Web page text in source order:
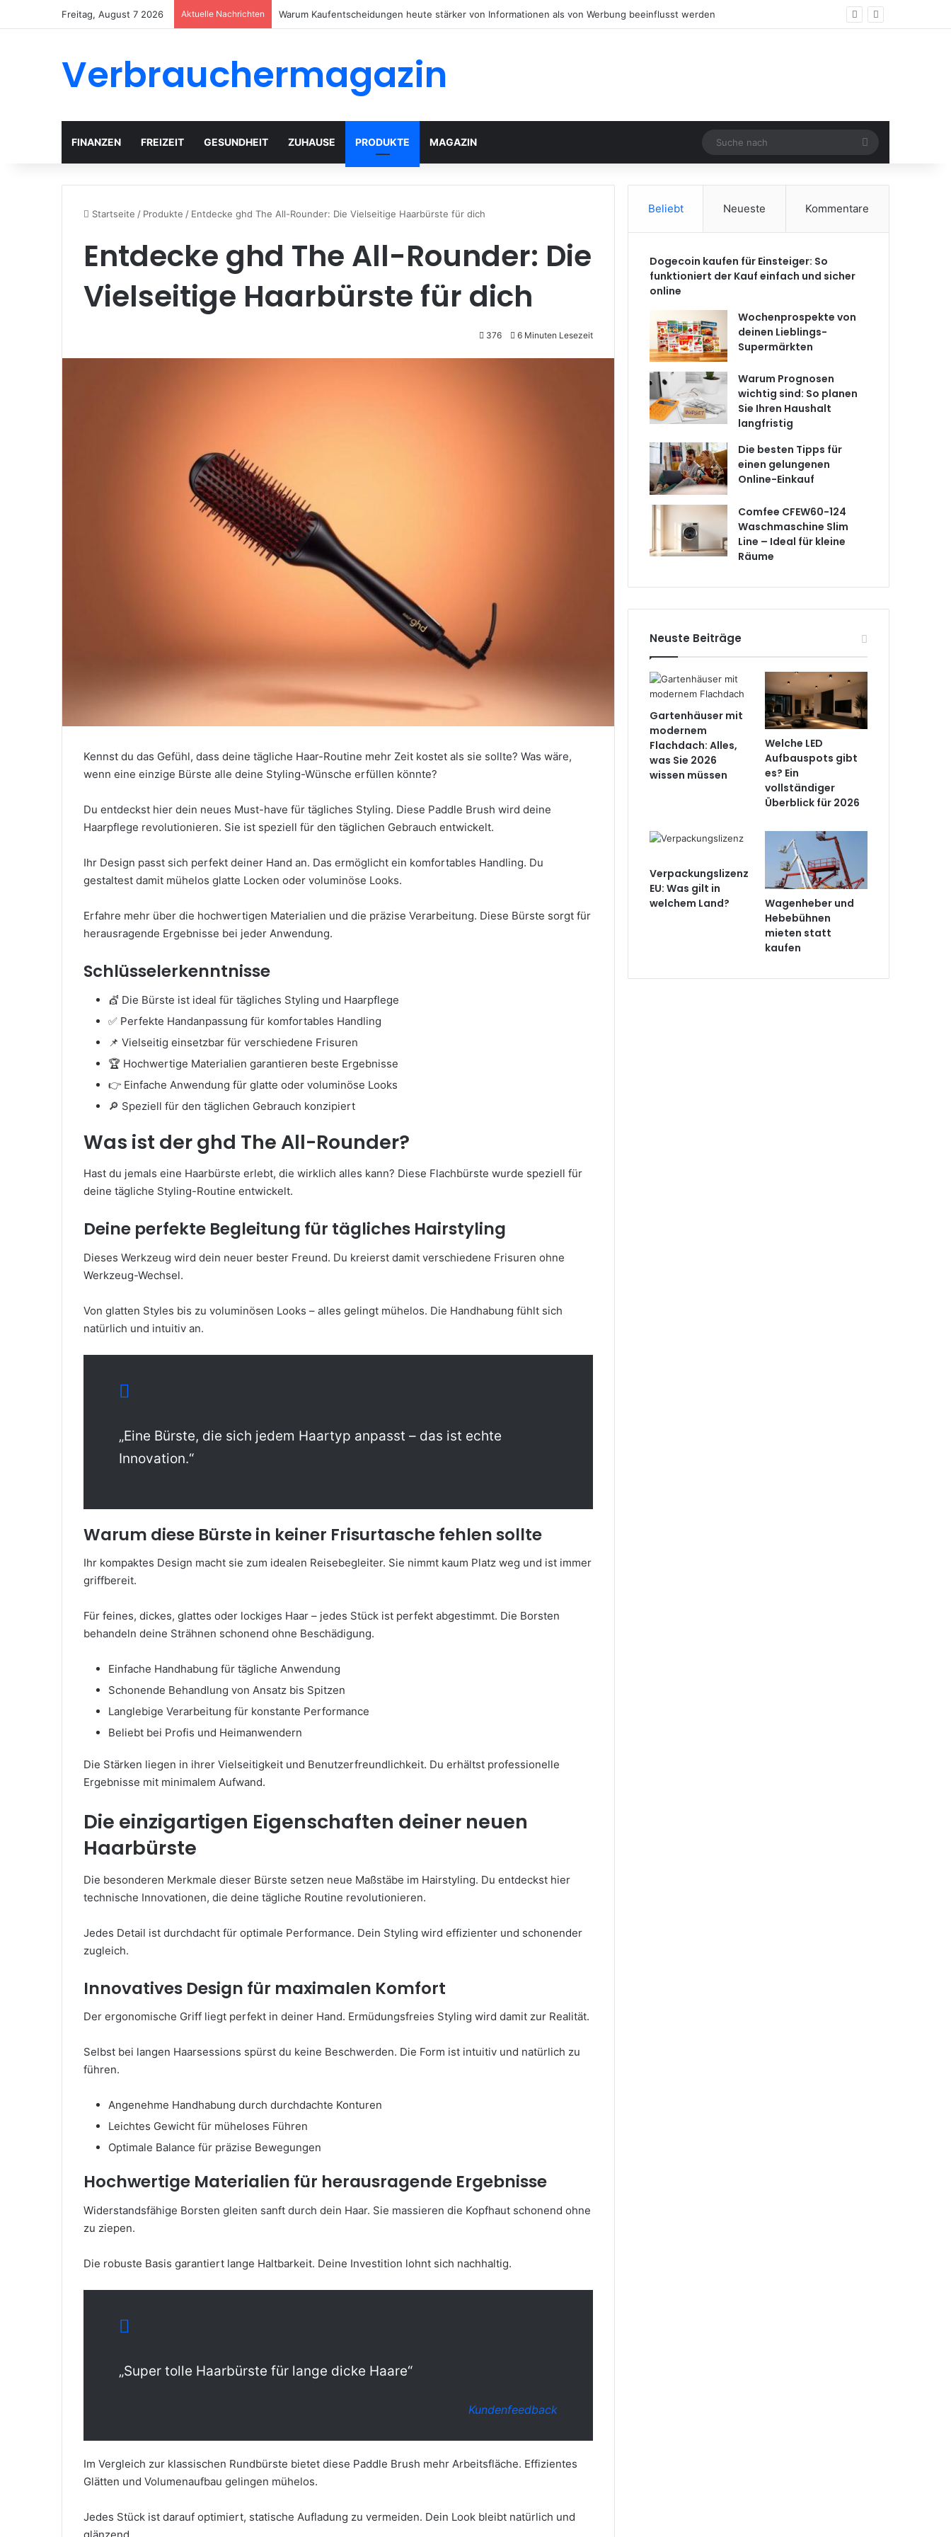
Freitag, August 7 2026 Aktuelle Nachrichten Gartenhäuser mit modernem Flachdach: Alles, was Sie 2026 wissen müssen
Verbrauchermagazin
FINANZEN FREIZEIT GESUNDHEIT ZUHAUSE PRODUKTE MAGAZIN
Suche
nach
Startseite / Produkte / Entdecke ghd The All-Rounder: Die Vielseitige Haarbürste für dich
Entdecke ghd The All-Rounder: Die
Vielseitige Haarbürste für dich
376 6 Minuten Lesezeit
Kennst du das Gefühl, dass deine tägliche Haar-Routine mehr Zeit kostet als sie sollte? Was wäre,
wenn eine einzige Bürste alle deine Styling-Wünsche erfüllen könnte?
Du entdeckst hier dein neues Must-have für tägliches Styling. Diese Paddle Brush wird deine
Haarpflege revolutionieren. Sie ist speziell für den täglichen Gebrauch entwickelt.
Ihr Design passt sich perfekt deiner Hand an. Das ermöglicht ein komfortables Handling. Du
gestaltest damit mühelos glatte Locken oder voluminöse Looks.
Erfahre mehr über die hochwertigen Materialien und die präzise Verarbeitung. Diese Bürste sorgt für
herausragende Ergebnisse bei jeder Anwendung.
Schlüsselerkenntnisse
💇 Die Bürste ist ideal für tägliches Styling und Haarpflege
✅ Perfekte Handanpassung für komfortables Handling
📌 Vielseitig einsetzbar für verschiedene Frisuren
🏆 Hochwertige Materialien garantieren beste Ergebnisse
👉 Einfache Anwendung für glatte oder voluminöse Looks
🔎 Speziell für den täglichen Gebrauch konzipiert
Was ist der ghd The All-Rounder?
Hast du jemals eine Haarbürste erlebt, die wirklich alles kann? Diese Flachbürste wurde speziell für
deine tägliche Styling-Routine entwickelt.
Deine perfekte Begleitung für tägliches Hairstyling
Dieses Werkzeug wird dein neuer bester Freund. Du kreierst damit verschiedene Frisuren ohne
Werkzeug-Wechsel.
Von glatten Styles bis zu voluminösen Looks – alles gelingt mühelos. Die Handhabung fühlt sich
natürlich und intuitiv an.
„Eine Bürste, die sich jedem Haartyp anpasst – das ist echte
Innovation.“
Warum diese Bürste in keiner Frisurtasche fehlen sollte
Ihr kompaktes Design macht sie zum idealen Reisebegleiter. Sie nimmt kaum Platz weg und ist immer
griffbereit.
Für feines, dickes, glattes oder lockiges Haar – jedes Stück ist perfekt abgestimmt. Die Borsten
behandeln deine Strähnen schonend ohne Beschädigung.
Einfache Handhabung für tägliche Anwendung
Schonende Behandlung von Ansatz bis Spitzen
Langlebige Verarbeitung für konstante Performance
Beliebt bei Profis und Heimanwendern
Die Stärken liegen in ihrer Vielseitigkeit und Benutzerfreundlichkeit. Du erhältst professionelle
Ergebnisse mit minimalem Aufwand.
Die einzigartigen Eigenschaften deiner neuen
Haarbürste
Die besonderen Merkmale dieser Bürste setzen neue Maßstäbe im Hairstyling. Du entdeckst hier
technische Innovationen, die deine tägliche Routine revolutionieren.
Jedes Detail ist durchdacht für optimale Performance. Dein Styling wird effizienter und schonender
zugleich.
Innovatives Design für maximalen Komfort
Der ergonomische Griff liegt perfekt in deiner Hand. Ermüdungsfreies Styling wird damit zur Realität.
Selbst bei langen Haarsessions spürst du keine Beschwerden. Die Form ist intuitiv und natürlich zu
führen.
Angenehme Handhabung durch durchdachte Konturen
Leichtes Gewicht für müheloses Führen
Optimale Balance für präzise Bewegungen
Hochwertige Materialien für herausragende Ergebnisse
Widerstandsfähige Borsten gleiten sanft durch dein Haar. Sie massieren die Kopfhaut schonend ohne
zu ziepen.
Die robuste Basis garantiert lange Haltbarkeit. Deine Investition lohnt sich nachhaltig.
„Super tolle Haarbürste für lange dicke Haare“
Kundenfeedback
Im Vergleich zur klassischen Rundbürste bietet diese Paddle Brush mehr Arbeitsfläche. Effizientes
Glätten und Volumenaufbau gelingen mühelos.
Jedes Stück ist darauf optimiert, statische Aufladung zu vermeiden. Dein Look bleibt natürlich und
glänzend.
Beliebt Neueste Kommentare
Dogecoin kaufen für Einsteiger: So
funktioniert der Kauf einfach und sicher
online
Wochenprospekte von
deinen Lieblings-
Supermärkten
Warum Prognosen
wichtig sind: So planen
Sie Ihren Haushalt
langfristig
Die besten Tipps für
einen gelungenen
Online-Einkauf
Comfee CFEW60-124
Waschmaschine Slim
Line – Ideal für kleine
Räume
Neuste Beiträge
Gartenhäuser mit
modernem
Flachdach: Alles,
was Sie 2026
wissen müssen
Welche LED
Aufbauspots gibt
es? Ein
vollständiger
Überblick für 2026
Verpackungslizenz
EU: Was gilt in
welchem Land?
Wagenheber und
Hebebühnen
mieten statt
kaufen